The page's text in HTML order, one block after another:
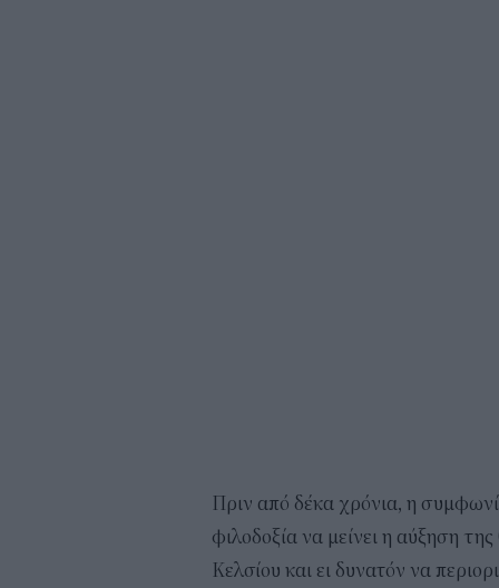
Πριν από δέκα χρόνια, η
φιλοδοξία να μείνει η αύξηση
Κελσίου και ει δυνατόν να